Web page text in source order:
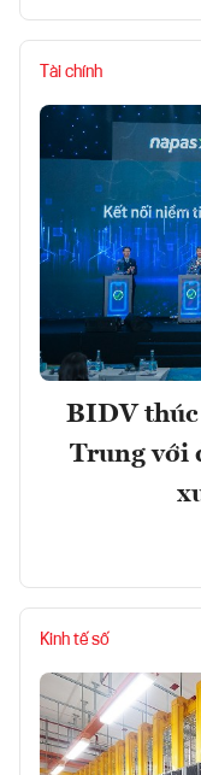
Tài chính
BIDV thúc
Trung với
Kinh tế số